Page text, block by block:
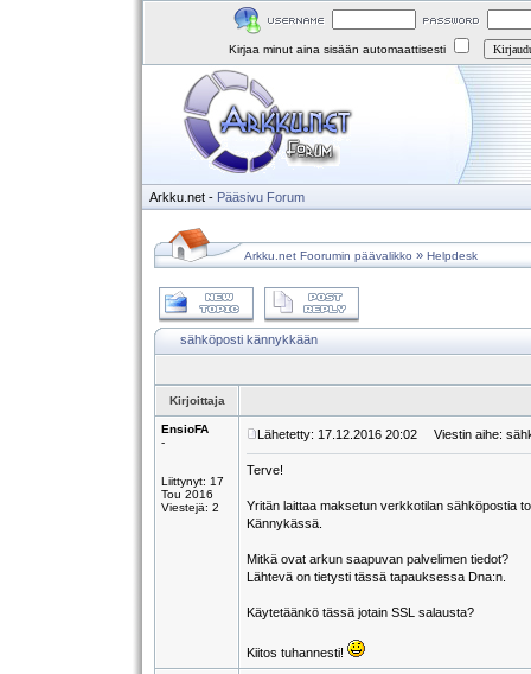
Kirjaa minut aina sisään automaattisesti
Arkku.net - Pääsivu Forum
Arkku.net Foorumin päävalikko » Helpdesk
sähköposti kännykkään
Kirjoittaja
EnsioFA
-
Liittynyt: 17
Tou 2016
Viestejä: 2
Lähetetty: 17.12.2016 20:02 Viestin aihe:
Terve!
Yritän laittaa maksetun verkkotilan sähköpostia
Kännykässä.
Mitkä ovat arkun saapuvan palvelimen tiedot?
Lähtevä on tietysti tässä tapauksessa Dna:n.
Käytetäänkö tässä jotain SSL salausta?
Kiitos tuhannesti!